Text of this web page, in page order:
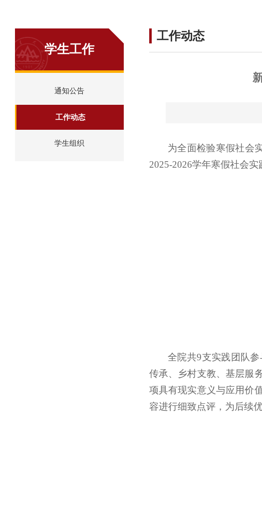
学生工作
通知公告
工作动态
学生组织
工作动态
为全面检验寒假社会
2025-2026学年寒假社会实
全院共9支实践团队
传承、乡村支教、基层服
项具有现实意义与应用价
容进行细致点评，为后续